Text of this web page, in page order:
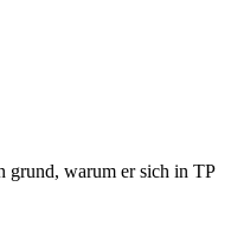
grund, warum er sich in TP